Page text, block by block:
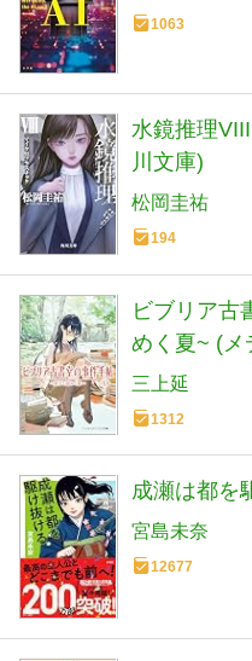
1063
水鏡推理
川文庫)
松岡圭祐
194
ビブリア古
めく夏~ (メ
三上延
1312
成瀬は都を
宮島未奈
12677